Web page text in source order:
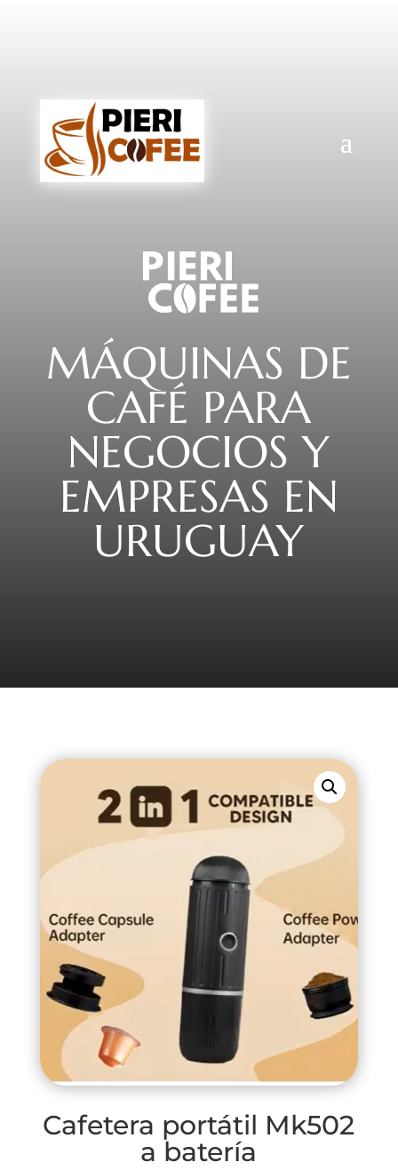
MÁQUINAS DE
CAFÉ PARA
NEGOCIOS Y
EMPRESAS EN
URUGUAY
Cafetera portátil Mk502
a batería